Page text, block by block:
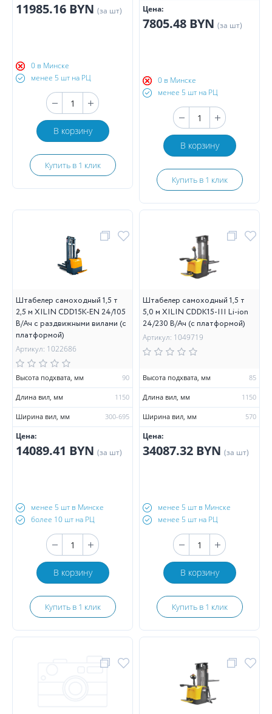
11985.16 BYN (за шт)
0 в Минске
менее 5 шт на РЦ
В корзину
Купить в 1 клик
Цена:
7805.48 BYN (за шт)
0 в Минске
менее 5 шт на РЦ
В корзину
Купить в 1 клик
Штабелер самоходный 1,5 т
2,5 м XILIN CDD15K-EN 24/105
В/Ач с раздвижными вилами (с
платформой)
Артикул: 1022686
Высота подхвата, мм 90
Длина вил, мм 1150
Ширина вил, мм 300-695
Цена:
14089.41 BYN (за шт)
менее 5 шт в Минске
более 10 шт на РЦ
В корзину
Купить в 1 клик
Штабелер самоходный 1,5 т
5,0 м XILIN CDDK15-III Li-ion
24/230 В/Ач (с платформой)
Артикул: 1049719
Высота подхвата, мм 85
Длина вил, мм 1150
Ширина вил, мм 570
Цена:
34087.32 BYN (за шт)
менее 5 шт в Минске
менее 5 шт на РЦ
В корзину
Купить в 1 клик